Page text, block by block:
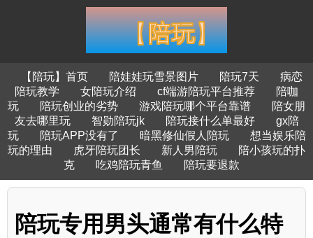
【陪玩】首页 陪娃娃玩雪景图片 陪玩7天
病恋
陪玩教学
女陪玩介绍 cf端游陪玩平台推荐
陪咖
玩
陪玩创业的劣势 游戏陪玩哪个平台靠谱
陪女朋
友去哪里玩
智勋陪玩jk 陪玩接什么单最好
gx陪
玩
陪玩APP没有了 暗黑修仙假人陪玩
想当娱乐陪
玩的理由
虎牙陪玩团长 新人男陪玩
陪小孩玩的扑
克
吃鸡陪玩青鱼 陪玩要退款
陪玩专用男头通常有什么特